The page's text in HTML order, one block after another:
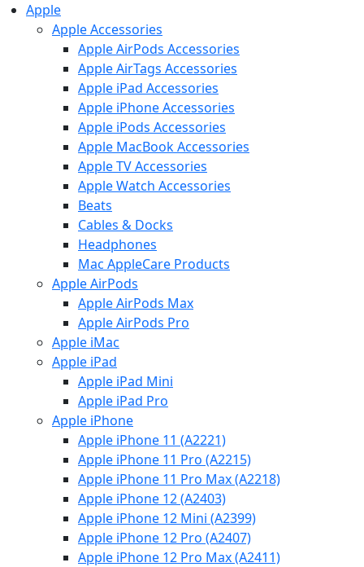
Apple
Apple Accessories
Apple AirPods Accessories
Apple AirTags Accessories
Apple iPad Accessories
Apple iPhone Accessories
Apple iPods Accessories
Apple MacBook Accessories
Apple TV Accessories
Apple Watch Accessories
Beats
Cables & Docks
Headphones
Mac AppleCare Products
Apple AirPods
Apple AirPods Max
Apple AirPods Pro
Apple iMac
Apple iPad
Apple iPad Mini
Apple iPad Pro
Apple iPhone
Apple iPhone 11 (A2221)
Apple iPhone 11 Pro (A2215)
Apple iPhone 11 Pro Max (A2218)
Apple iPhone 12 (A2403)
Apple iPhone 12 Mini (A2399)
Apple iPhone 12 Pro (A2407)
Apple iPhone 12 Pro Max (A2411)